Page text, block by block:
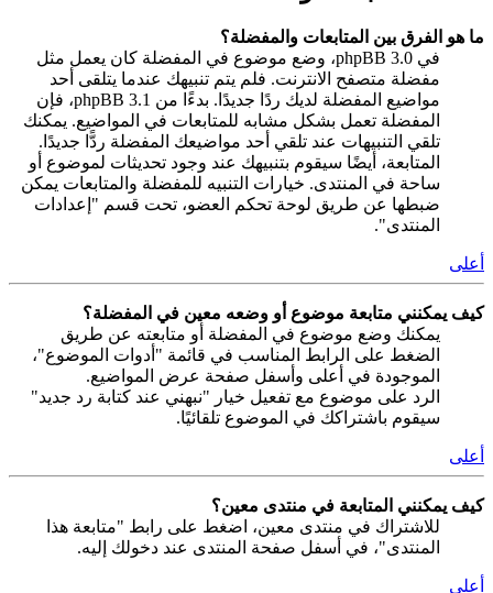
ما هو الفرق بين المتابعات والمفضلة؟
في phpBB 3.0، وضع موضوع في المفضلة كان يعمل مثل
مفضلة متصفح الانترنت. فلم يتم تنبيهك عندما يتلقى أحد
مواضيع المفضلة لديك ردًا جديدًا. بدءًا من phpBB 3.1، فإن
المفضلة تعمل بشكل مشابه للمتابعات في المواضيع. يمكنك
تلقي التنبيهات عند تلقي أحد مواضيعك المفضلة ردًّا جديدًا.
المتابعة، أيضًا سيقوم بتنبيهك عند وجود تحديثات لموضوع أو
ساحة في المنتدى. خيارات التنبيه للمفضلة والمتابعات يمكن
ضبطها عن طريق لوحة تحكم العضو، تحت قسم "إعدادات
المنتدى".
أعلى
كيف يمكنني متابعة موضوع أو وضعه معين في المفضلة؟
يمكنك وضع موضوع في المفضلة أو متابعته عن طريق
الضغط على الرابط المناسب في قائمة "أدوات الموضوع"،
الموجودة في أعلى وأسفل صفحة عرض المواضيع.
الرد على موضوع مع تفعيل خيار "نبهني عند كتابة رد جديد"
سيقوم باشتراكك في الموضوع تلقائيًا.
أعلى
كيف يمكنني المتابعة في منتدى معين؟
للاشتراك في منتدى معين، اضغط على رابط "متابعة هذا
المنتدى"، في أسفل صفحة المنتدى عند دخولك إليه.
أعلى